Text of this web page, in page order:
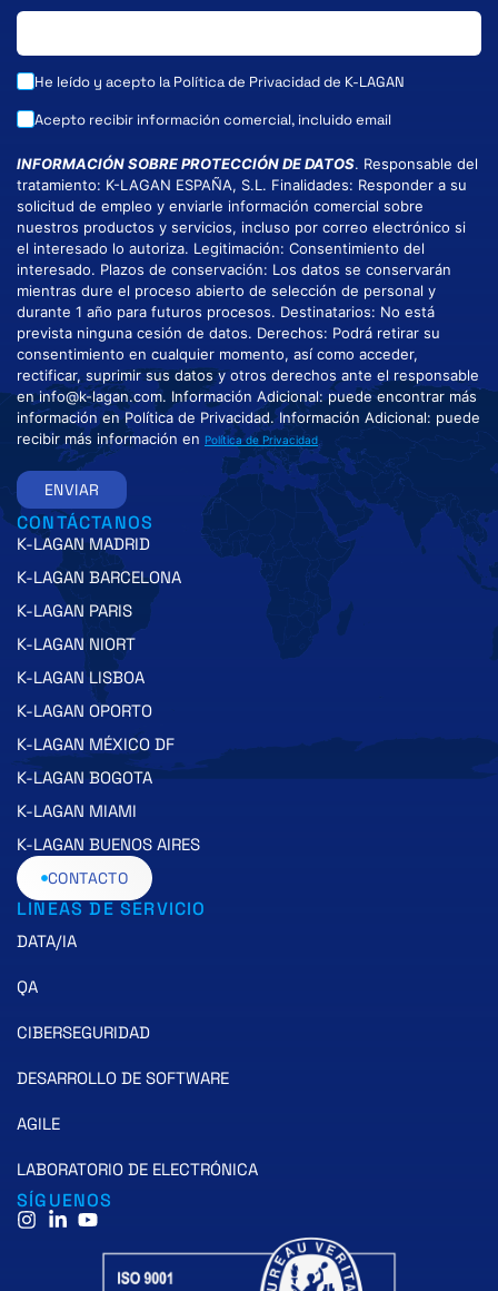
He leído y acepto laPolítica de Privacidadde K-LAGAN
Acepto recibir información comercial, incluido email
INFORMACIÓN SOBRE PROTECCIÓN DE DATOS. Responsable del
tratamiento: K-LAGAN ESPAÑA, S.L. Finalidades: Responder a su
solicitud de empleo y enviarle información comercial sobre
nuestros productos y servicios, incluso por correo electrónico si
el interesado lo autoriza. Legitimación: Consentimiento del
interesado. Plazos de conservación: Los datos se conservarán
mientras dure el proceso abierto de selección de personal y
durante 1 año para futuros procesos. Destinatarios: No está
prevista ninguna cesión de datos. Derechos: Podrá retirar su
consentimiento en cualquier momento, así como acceder,
rectificar, suprimir sus datos y otros derechos ante el responsable
en info@k-lagan.com. Información Adicional: puede encontrar más
información en Política de Privacidad. Información Adicional: puede
recibir más información en Política de Privacidad
ENVIAR
CONTÁCTANOS
K-LAGAN MADRID
K-LAGAN BARCELONA
K-LAGAN PARIS
K-LAGAN NIORT
K-LAGAN LISBOA
K-LAGAN OPORTO
K-LAGAN MÉXICO DF
K-LAGAN BOGOTA
K-LAGAN MIAMI
K-LAGAN BUENOS AIRES
CONTACTO
LINEAS DE SERVICIO
DATA/IA
QA
CIBERSEGURIDAD
DESARROLLO DE SOFTWARE
AGILE
LABORATORIO DE ELECTRÓNICA
SÍGUENOS